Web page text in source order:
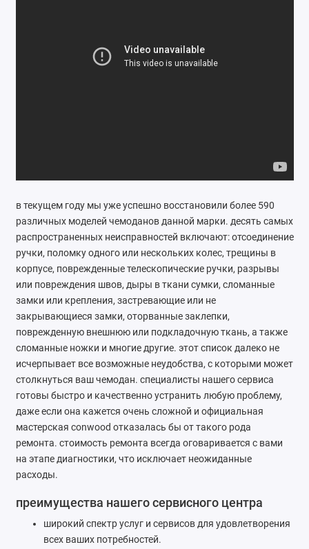
Ремонт мобильных телефонов
в текущем году мы уже успешно восстановили более 590
различных моделей чемоданов данной марки. десять самых
распространенных неисправностей включают: отсоединение
ручки, поломку одного или нескольких колес, трещины в
корпусе, поврежденные телескопические ручки, разрывы
или повреждения швов, дыры в ткани сумки, сломанные
замки или крепления, застревающие или не
закрывающиеся замки, оторванные заклепки,
поврежденную внешнюю или подкладочную ткань, а также
сломанные ножки и многие другие. этот список далеко не
исчерпывает все возможные неудобства, с которыми может
столкнуться ваш чемодан. специалисты нашего сервиса
готовы быстро и качественно устранить любую проблему,
даже если она кажется очень сложной и официальная
мастерская conwood отказалась бы от такого рода
ремонта. стоимость ремонта всегда оговаривается с вами
на этапе диагностики, что исключает неожиданные
расходы.
преимущества нашего сервисного центра
широкий спектр услуг и сервисов для удовлетворения
всех ваших потребностей.